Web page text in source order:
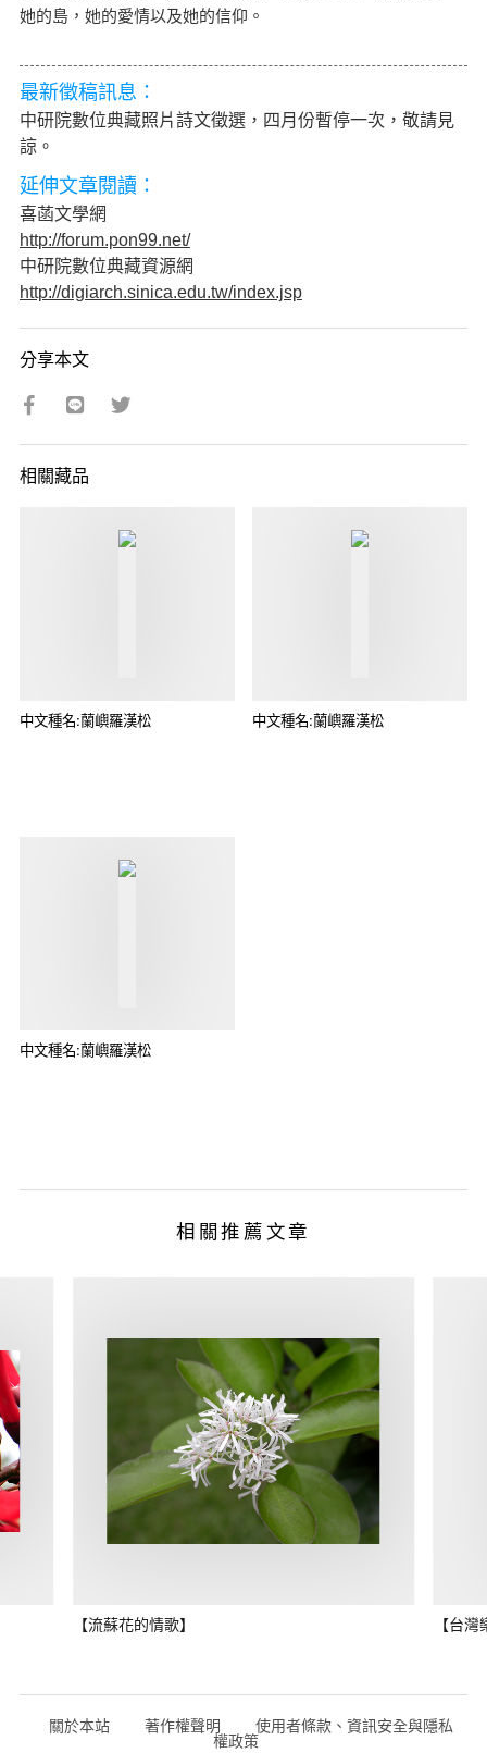
她的島，她的愛情以及她的信仰。
最新徵稿訊息：
中研院數位典藏照片詩文徵選，四月份暫停一次，敬請見
諒。
延伸文章閱讀：
喜菡文學網
http://forum.pon99.net/
中研院數位典藏資源網
http://digiarch.sinica.edu.tw/index.jsp
分享本文
相關藏品
中文種名:蘭嶼羅漢松 中文種名:蘭嶼羅漢松
中文種名:蘭嶼羅漢松
相關推薦文章
【流蘇花的情歌】 【台
關於本站 著作權聲明 使用者條款、資訊安全與隱私
權政策